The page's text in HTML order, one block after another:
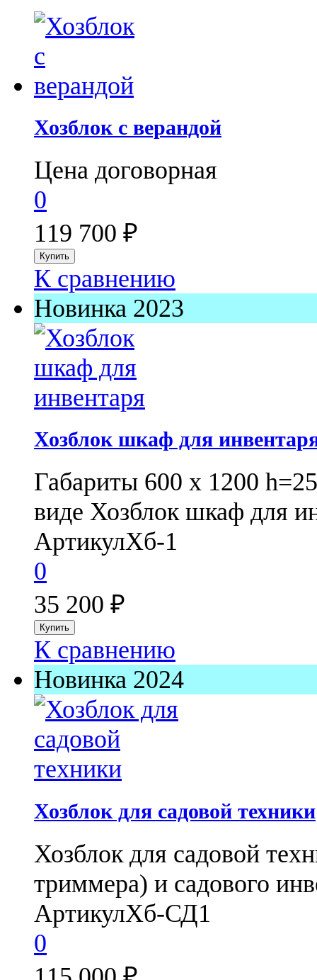
Хозблок с верандой
Цена договорная
0
119 700 ₽
К сравнению
Новинка 2023
Хозблок шкаф для
Габариты 600 х 1200
виде Хозблок шкаф для
АртикулХб-1
0
35 200 ₽
К сравнению
Новинка 2024
Хозблок для садовой техники
Хозблок для садовой
триммера) и садового
АртикулХб-СД1
0